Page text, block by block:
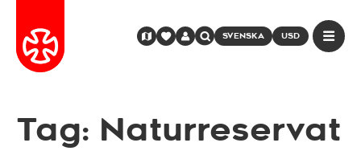
SVENSKA USD
Tag: Naturreservat